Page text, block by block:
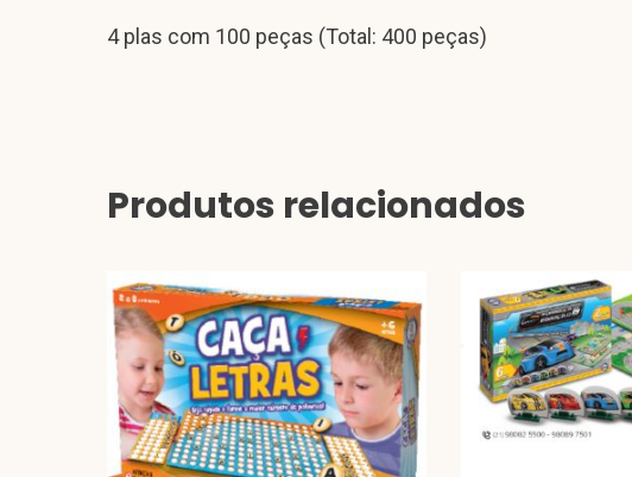
4 plas com 100 peças (Total: 400 peças)
Produtos relacionados